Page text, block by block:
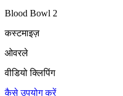
Blood Bowl 2
कस्टमाइज़
ओवरले
वीडियो क्लिपिंग
कैसे उपयोग करें